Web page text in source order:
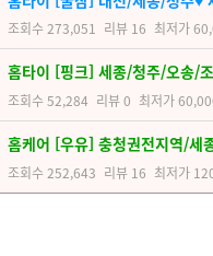
최저가
리뷰 16
조회수273,051
최저가
리뷰0
조회수52,284
최저가
리뷰 16
조회수252,643